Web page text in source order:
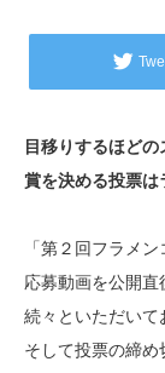
目移りするほどの
賞を決める投票
「第２回フラメ
応募動画を公開
続々といただいて
そして投票の締め